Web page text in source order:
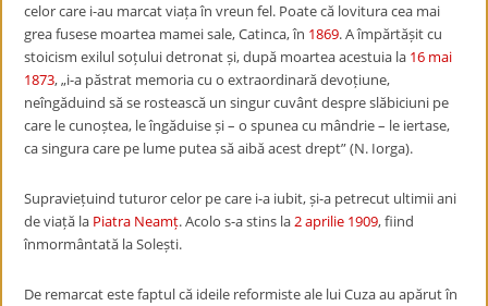
celor care i-au marcat viața în vreun fel. Poate că lovitura cea mai
grea fusese moartea mamei sale, Catinca, în 1869. A împărtășit cu
stoicism exilul soțului detronat și, după moartea acestuia la 16 mai
1873, „i-a păstrat memoria cu o extraordinară devoțiune,
neîngăduind să se rostească un singur cuvânt despre slăbiciuni pe
care le cunoștea, le îngăduise și – o spunea cu mândrie – le iertase,
ca singura care pe lume putea să aibă acest drept” (N. Iorga).
Supraviețuind tuturor celor pe care i-a iubit, și-a petrecut ultimii ani
de viață la Piatra Neamț. Acolo s-a stins la2 aprilie 1909, fiind
înmormântată la Solești.
De remarcat este faptul că ideile reformiste ale lui Cuza au apărut în